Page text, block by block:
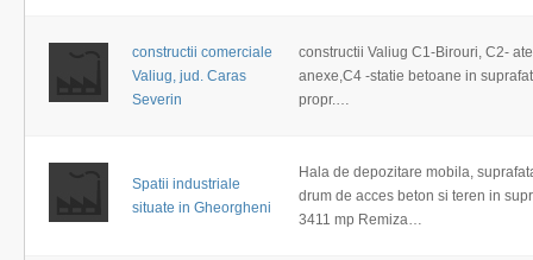
constructii comerciale
Valiug, jud. Caras
Severin
constructii Valiug C1-Birouri, C2-
anexe,C4 -statie betoane in
propr.…
Spatii industriale
situate in Gheorgheni
Hala de depozitare mobila,
drum de acces beton si teren in
3411 mp Remiza…